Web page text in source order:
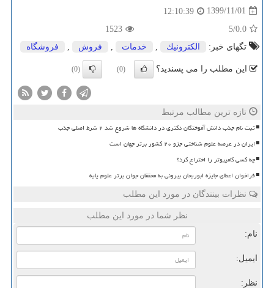
1399/11/01
12:10:39
0.0
/5
1523
تگهای خبر:
الكترونیك خدمات فروش فروشگاه
این مطلب را می پسندید؟ (0)
(0)
تازه ترین مطالب مرتبط
ثبت نام جذب دانش آموختگان دکتری در دانشگاه ها شروع شد ۲ شرط اصلی جذب
ایران در عرصه علوم شناختی جزو ۲۰ کشور برتر جهان است
چه کسی کامپیوتر را اختراع کرد؟
فراخوان اعطای جایزه ابوریحان بیرونی به محققان جوان برتر علوم پایه
نظرات بینندگان در مورد این مطلب
نظر شما در مورد این مطلب
نام:
ایمیل:
نظر: